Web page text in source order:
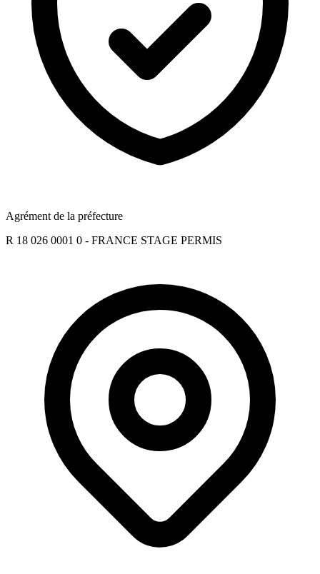
Agrément de la préfecture
R 18 026 0001 0 - FRANCE STAGE PERMIS